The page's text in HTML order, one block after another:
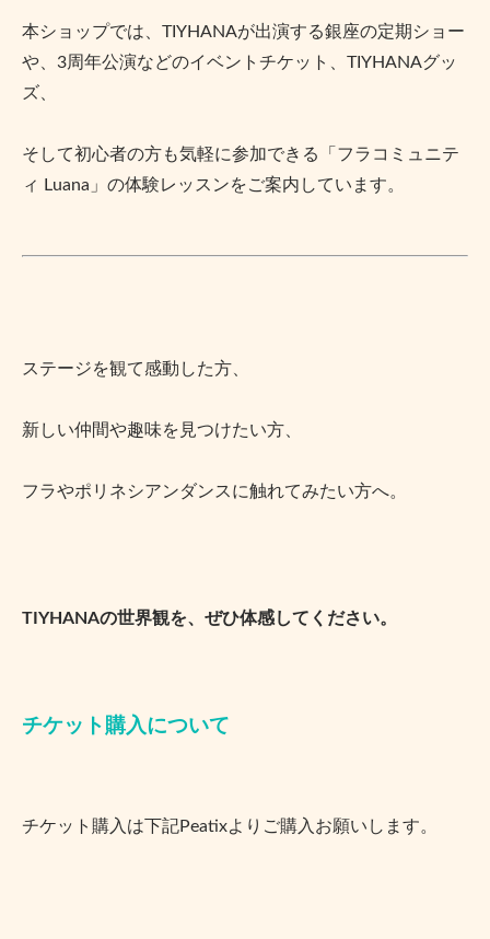
本ショップでは、TIYHANAが出演する銀座の定期ショー
や、3周年公演などのイベントチケット、TIYHANAグッ
ズ、
そして初心者の方も気軽に参加できる「フラコミュニテ
ィ Luana」の体験レッスンをご案内しています。
ステージを観て感動した方、
新しい仲間や趣味を見つけたい方、
フラやポリネシアンダンスに触れてみたい方へ。
TIYHANAの世界観を、ぜひ体感してください。
チケット購入について
チケット購入は下記Peatixよりご購入お願いします。